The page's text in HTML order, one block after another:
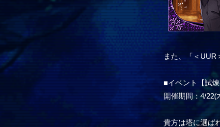
また、「＜
■イベント【試
開催期間：4/22(
貴方は塔に選ば